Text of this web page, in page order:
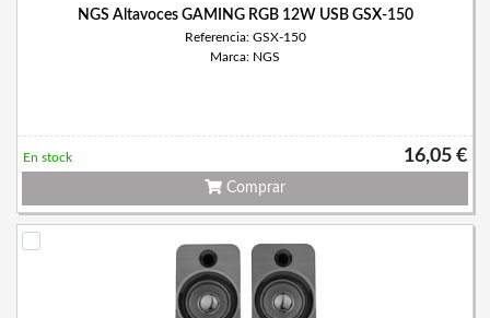
NGS Altavoces GAMING RGB 12W USB GSX-150
Referencia: GSX-150
Marca: NGS
16,05 €
En stock
Comprar